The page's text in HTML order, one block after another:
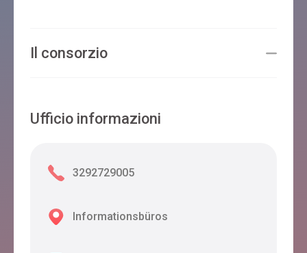
Il consorzio
Ufficio informazioni
3292729005
Informationsbüros